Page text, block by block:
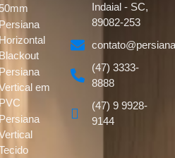
50mm
Persiana
Horizontal
Blackout
Persiana
em
PVC
Persiana
Indaial - SC,
89082-253
(47) 3333-
8888
(47) 9 9928-
9144